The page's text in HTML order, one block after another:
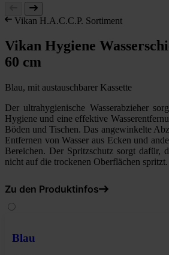
Vikan H.A.C.C.P. Sortiment
Vikan Hygiene
60 cm
Blau, mit austauschbarer Kassette
Der ultrahygienische Wasserabzieher
Hygiene und eine effektive
Böden und Tischen. Das angewinkelte
Entfernen von Wasser aus Ecken und
Bereichen. Der Spritzschutz sorgt dafür,
nicht auf die trockenen Oberflächen spritzt.
Zu den Produktinfos
Blau